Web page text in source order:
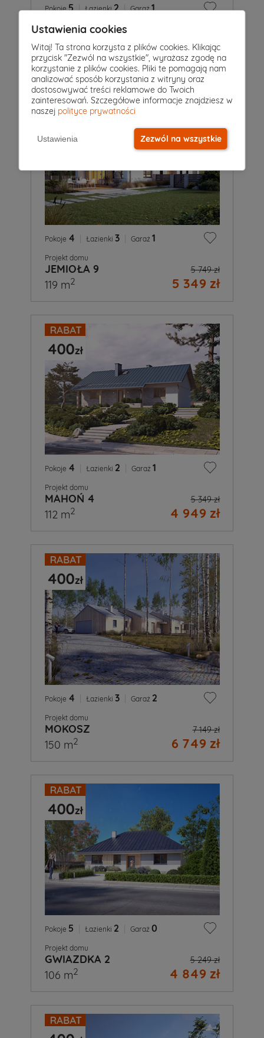
Pokoje5 | Łazienki2 | Garaż1
Projekt domu
4 849 zł
114 m2
Pokoje 4 Łazienki 3 Garaż 1
Projekt domu
JEMIOŁA 9 5 749 zł
5 349 zł
119 m2
Pokoje 4 Łazienki 2 Garaż 1
Projekt domu
MAHOŃ 4 5 349 zł
4 949 zł
112 m2
Pokoje 4 Łazienki 3 Garaż 2
Projekt domu
MOKOSZ 7 149 zł
6 749 zł
150 m2
Pokoje 5 Łazienki 2 Garaż 0
Projekt domu
GWIAZDKA 2 5 249 zł
4 849 zł
106 m2
Ustawienia cookies
Witaj! Ta strona korzysta z plików cookies. Klikając
przycisk "Zezwól na wszystkie", wyrażasz zgodę na
korzystanie z plików cookies. Pliki te pomagają nam
analizować sposób korzystania z witryny oraz
dostosowywać treści reklamowe do Twoich
zainteresowań. Szczegółowe informacje znajdziesz w
naszej polityce prywatności
Ustawienia Zezwól na wszystkie